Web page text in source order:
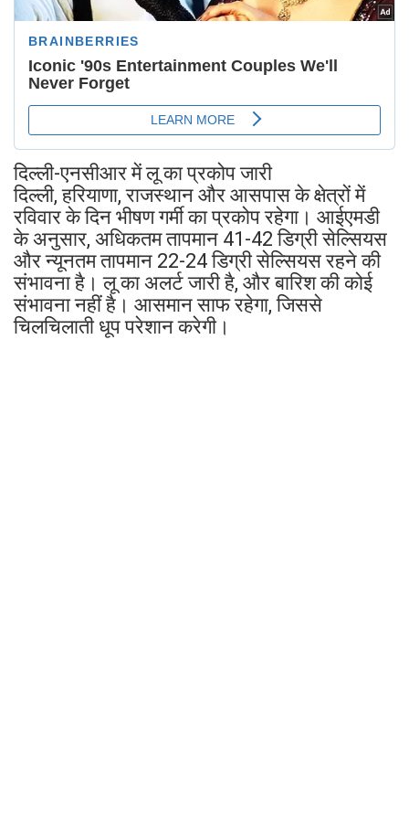
दिल्ली-एनसीआर में लू का प्रकोप जारी
दिल्ली, हरियाणा, राजस्थान और आसपास के क्षेत्रों में
रविवार के दिन भीषण गर्मी का प्रकोप रहेगा। आईएमडी
के अनुसार, अधिकतम तापमान 41-42 डिग्री सेल्सियस
और न्यूनतम तापमान 22-24 डिग्री सेल्सियस रहने की
संभावना है। लू का अलर्ट जारी है, और बारिश की कोई
संभावना नहीं है। आसमान साफ रहेगा, जिससे
चिलचिलाती धूप परेशान करेगी।